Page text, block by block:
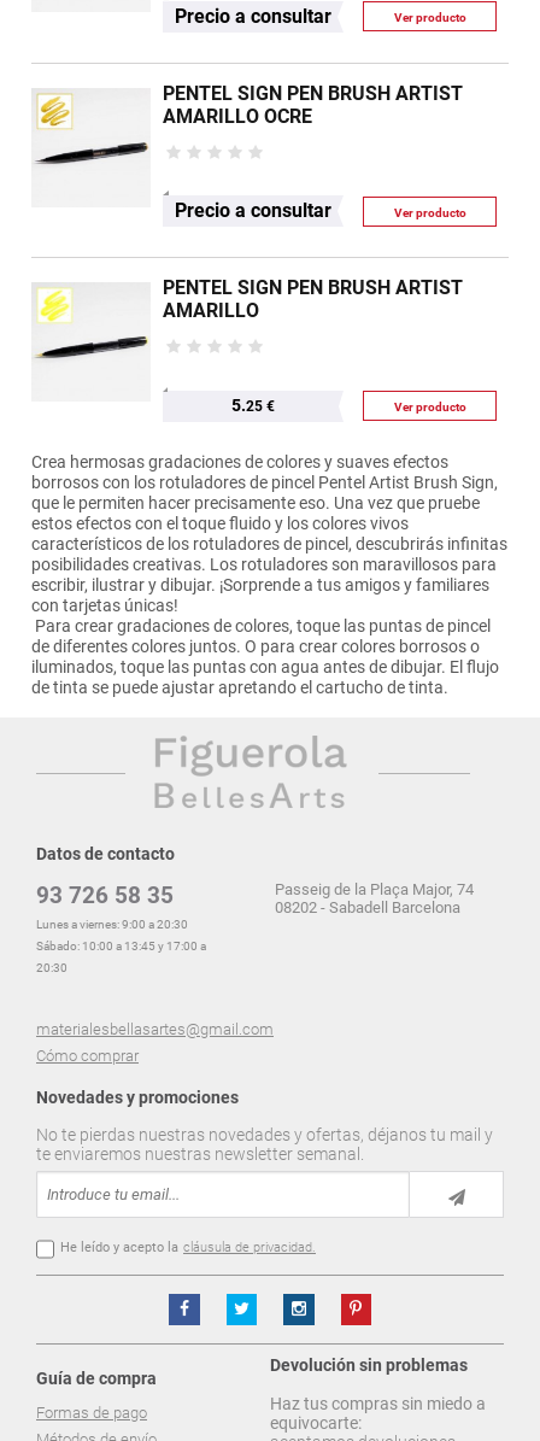
Precio a consultar Ver producto
PENTEL SIGN PEN BRUSH ARTIST
AMARILLO OCRE
Precio a consultar Ver producto
PENTEL SIGN PEN BRUSH ARTIST
AMARILLO
5.25 € Ver producto
Crea hermosas gradaciones de colores y suaves efectos
borrosos con los rotuladores de pincel Pentel Artist Brush Sign,
que le permiten hacer precisamente eso. Una vez que pruebe
estos efectos con el toque fluido y los colores vivos
característicos de los rotuladores de pincel, descubrirás infinitas
posibilidades creativas. Los rotuladores son maravillosos para
escribir, ilustrar y dibujar. ¡Sorprende a tus amigos y familiares
con tarjetas únicas!
Para crear gradaciones de colores, toque las puntas de pincel
de diferentes colores juntos. O para crear colores borrosos o
iluminados, toque las puntas con agua antes de dibujar. El flujo
de tinta se puede ajustar apretando el cartucho de tinta.
Datos de contacto
93 726 58 35
Lunes a viernes: 9:00 a 20:30
Sábado: 10:00 a 13:45 y 17:00 a
20:30
materialesbellasartes@gmail.com
Cómo comprar
Passeig de la Plaça Major, 74
08202 - Sabadell Barcelona
Novedades y promociones
No te pierdas nuestras novedades y ofertas, déjanos tu mail y
te enviaremos nuestras newsletter semanal.
He leído y acepto la cláusula de privacidad.
Guía de compra
Formas de pago
Devolución sin problemas
Haz tus compras sin miedo a
equivocarte: